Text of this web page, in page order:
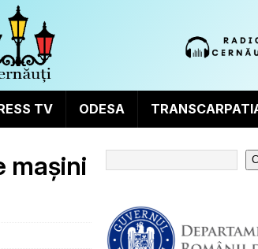
TV ODESA
mașini